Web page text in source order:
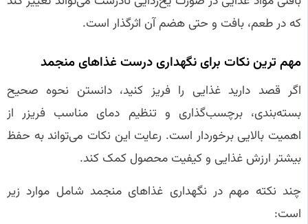
که در طعم، بافت و حتی هضم آن اثرگذار است.
مهم‌ ترین نکات برای نگهداری درست غذاهای منجمد
اگر قصد دارید غذایی را فریز کنید، دانستن نحوه صحیح
بسته‌بندی، برچسب‌گذاری و تنظیم دمای مناسب فریزر از
اهمیت بالایی برخوردار است. رعایت این نکات می‌تواند به حفظ
بیشتر ارزش غذایی و کیفیت محصول کمک کند.
چند نکته مهم در نگهداری غذاهای منجمد شامل موارد زیر
است: